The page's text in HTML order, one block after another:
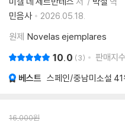
민음사
2026.05.18.
원제 Novelas ejemplares
10.0 3 판매지수
베스트 스페인/중남미소설 41
16,000원